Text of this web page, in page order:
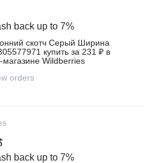
back up to 7%
скотч Серый Ширина
купить за 231 ₽ в
Wildberries
orders
back up to 7%